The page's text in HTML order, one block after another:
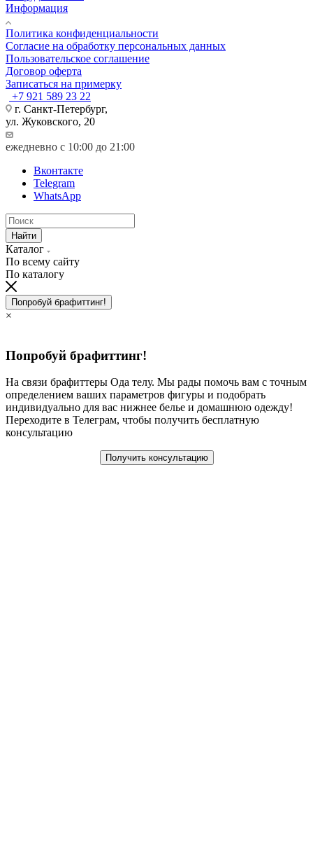
Информация
Политика конфиденциальности
Согласие на обработку персональных данных
Пользовательское соглашение
Договор оферта
Записаться на примерку
+7 921 589 23 22
г. Санкт-Петербург,
ул. Жуковского, 20
ежедневно с 10:00 до 21:00
Вконтакте
Telegram
WhatsApp
Найти
Каталог
По всему сайту
По каталогу
Попробуй брафиттинг!
×
Попробуй брафиттинг!
На связи брафиттеры Ода телу. Мы рады помочь вам с точным
определением ваших параметров фигуры и подобрать
индивидуально для вас нижнее белье и домашнюю одежду!
Переходите в Телеграм, чтобы получить бесплатную
консультацию
Получить консультацию